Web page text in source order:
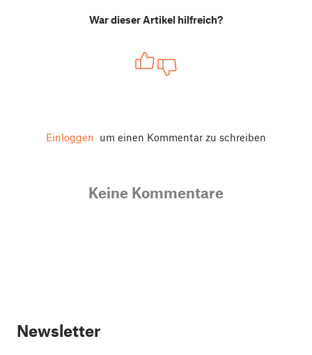
War dieser Artikel hilfreich?
Einloggen um einen Kommentar zu schreiben
Keine Kommentare
Newsletter